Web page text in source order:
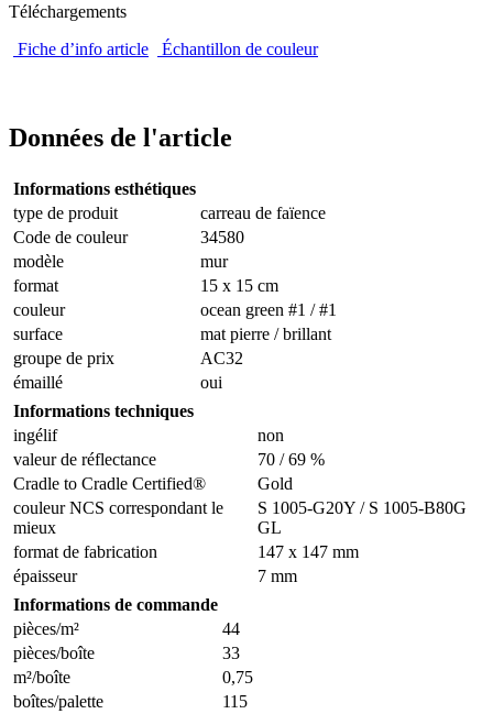
Téléchargements
Fiche d’info article
Échantillon de couleur
Données de l'article
Informations esthétiques
type de produit
carreau de faïence
Code de couleur
34580
modèle
mur
format
15 x 15 cm
couleur
ocean green #1 / #1
surface
mat pierre / brillant
groupe de prix
AC32
émaillé
oui
Informations techniques
ingélif
non
valeur de réflectance
70 / 69 %
Cradle to Cradle Certified®
Gold
couleur NCS correspondant le
mieux
S 1005-G20Y / S 1005-B80G
GL
format de fabrication
147 x 147 mm
épaisseur
7 mm
Informations de commande
pièces/m²
44
pièces/boîte
33
m²/boîte
0,75
boîtes/palette
115